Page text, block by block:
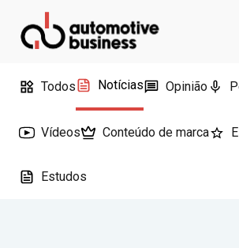
Todos Notícias Opinião
Vídeos Conteúdo de marca
Estudos